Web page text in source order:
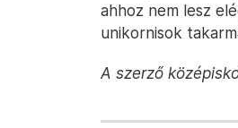
ahhoz nem lesz
unikornisok
A szerző